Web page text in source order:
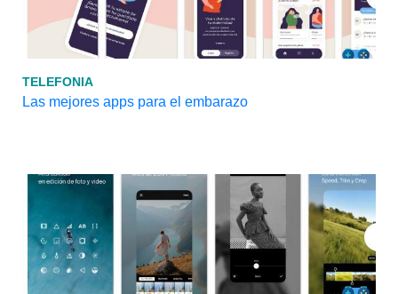
TELEFONIA
Las mejores apps para el embarazo